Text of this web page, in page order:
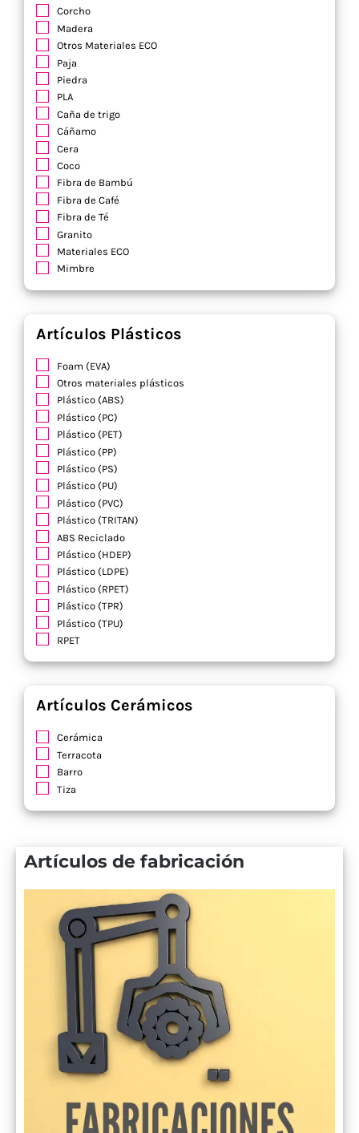
Corcho
Madera
Otros Materiales ECO
Paja
Piedra
PLA
Caña de trigo
Cáñamo
Cera
Coco
Fibra de Bambú
Fibra de Café
Fibra de Té
Granito
Materiales ECO
Mimbre
Artículos Plásticos
Foam (EVA)
Otros materiales plásticos
Plástico (ABS)
Plástico (PC)
Plástico (PET)
Plástico (PP)
Plástico (PS)
Plástico (PU)
Plástico (PVC)
Plástico (TRITAN)
ABS Reciclado
Plástico (HDEP)
Plástico (LDPE)
Plástico (RPET)
Plástico (TPR)
Plástico (TPU)
RPET
Artículos Cerámicos
Cerámica
Terracota
Barro
Tiza
Artículos de fabricación